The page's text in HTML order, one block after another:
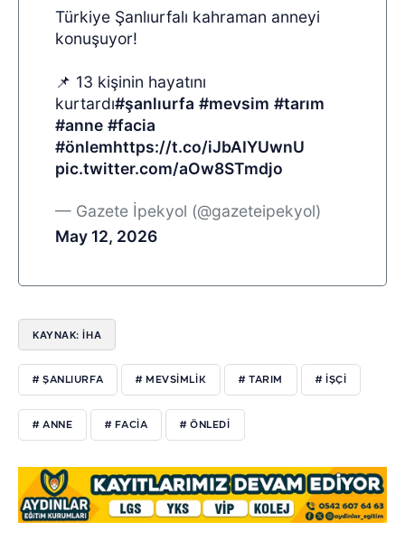
Türkiye Şanlıurfalı kahraman anneyi
konuşuyor!
📌 13 kişinin hayatını
kurtardı#şanlıurfa #mevsim #tarım
#anne #facia
#önlemhttps://t.co/iJbAIYUwnU
pic.twitter.com/aOw8STmdjo
— Gazete İpekyol (@gazeteipekyol)
May 12, 2026
KAYNAK: İHA
# ŞANLIURFA # MEVSİMLİK # TARIM # İŞÇİ
# ANNE # FACİA # ÖNLEDİ